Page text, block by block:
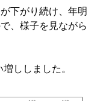
下がり続け、年明
、様子を見ながら
ししました。